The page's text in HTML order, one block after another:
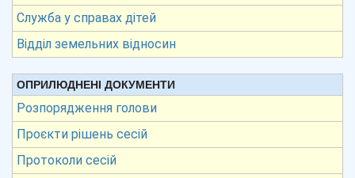
Служба у справах дітей
Відділ земельних відносин
ОПРИЛЮДНЕНІ ДОКУМЕНТИ
Розпорядження голови
Проєкти рішень сесій
Протоколи сесій